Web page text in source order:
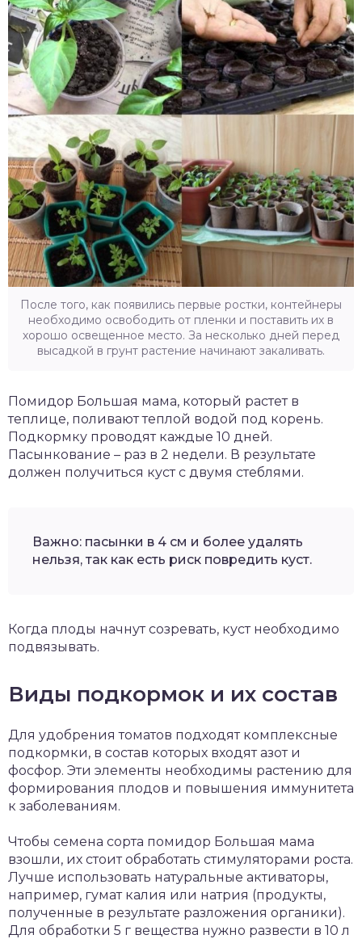
После того, как появились первые ростки, контейнеры
необходимо освободить от пленки и поставить их в
хорошо освещенное место. За несколько дней перед
высадкой в грунт растение начинают закаливать.
Помидор Большая мама, который растет в
теплице, поливают теплой водой под корень.
Подкормку проводят каждые 10 дней.
Пасынкование – раз в 2 недели. В результате
должен получиться куст с двумя стеблями.
Важно: пасынки в 4 см и более удалять
нельзя, так как есть риск повредить куст.
Когда плоды начнут созревать, куст необходимо
подвязывать.
Виды подкормок и их состав
Для удобрения томатов подходят комплексные
подкормки, в состав которых входят азот и
фосфор. Эти элементы необходимы растению для
формирования плодов и повышения иммунитета
к заболеваниям.
Чтобы семена сорта помидор Большая мама
взошли, их стоит обработать стимуляторами роста.
Лучше использовать натуральные активаторы,
например, гумат калия или натрия (продукты,
полученные в результате разложения органики).
Для обработки 5 г вещества нужно развести в 10 л